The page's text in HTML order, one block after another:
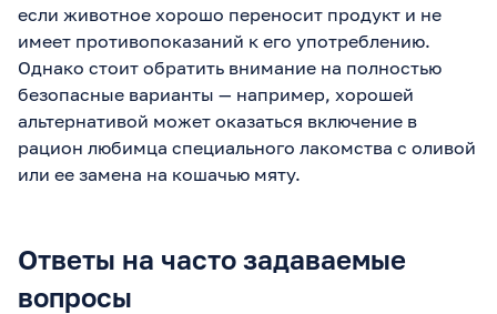
если животное хорошо переносит продукт и не
имеет противопоказаний к его употреблению.
Однако стоит обратить внимание на полностью
безопасные варианты — например, хорошей
альтернативой может оказаться включение в
рацион любимца специального лакомства с оливой
или ее замена на кошачью мяту.
Ответы на часто задаваемые
вопросы